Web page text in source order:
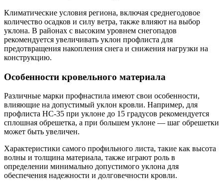
Климатические условия региона, включая среднегодовое
количество осадков и силу ветра, также влияют на выбор
уклона. В районах с высоким уровнем снегопадов
рекомендуется увеличивать уклон профлиста для
предотвращения накопления снега и снижения нагрузки на
конструкцию.
Особенности кровельного материала
Различные марки профнастила имеют свои особенности,
влияющие на допустимый уклон кровли. Например, для
профлиста НС-35 при уклоне до 15 градусов рекомендуется
сплошная обрешетка, а при большем уклоне — шаг обрешетки
может быть увеличен.
Характеристики самого профильного листа, такие как высота
волны и толщина материала, также играют роль в
определении минимально допустимого уклона для
обеспечения надежности и долговечности кровли.